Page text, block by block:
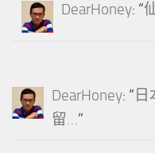
DearHoney: “
DearHoney: “ 日
留…”